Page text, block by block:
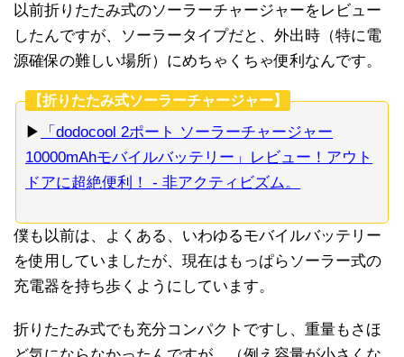
以前折りたたみ式のソーラーチャージャーをレビュー
したんですが、ソーラータイプだと、外出時（特に電
源確保の難しい場所）にめちゃくちゃ便利なんです。
【折りたたみ式ソーラーチャージャー】
▶︎
「dodocool 2ポート ソーラーチャージャー
10000mAhモバイルバッテリー」レビュー！アウト
ドアに超絶便利！ - 非アクティビズム。
僕も以前は、よくある、いわゆるモバイルバッテリー
を使用していましたが、現在はもっぱらソーラー式の
充電器を持ち歩くようにしています。
折りたたみ式でも充分コンパクトですし、重量もさほ